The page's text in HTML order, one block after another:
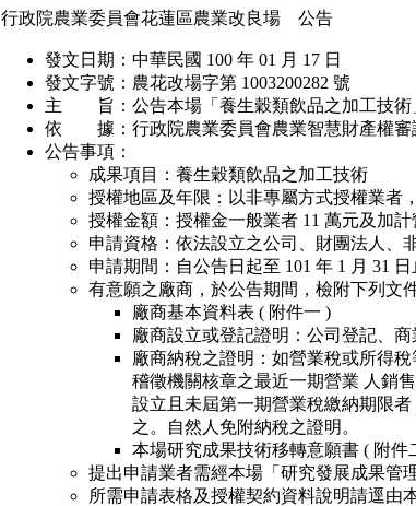
行政院農業委員會花蓮區農業改良場 公告
發文日期：中華民國 100 年 01 月 17 日
發文字號：農花改場字第 1003200282 號
主 旨：公告本場「養生穀類飲品之加工技術
依 據：行政院農業委員會農業智慧財產權審
公告事項：
成果項目：養生穀類飲品之加工技術
授權地區及年限：以非專屬方式授權業者
授權金額：授權金一般業者 11 萬元及加
申請資格：依法設立之公司、財團法人、
申請期間：自公告日起至 101 年 1 月 31
有意願之廠商，於公告期間，檢附下列文
廠商基本資料表 ( 附件一 )
廠商設立或登記證明：公司登記、
廠商納稅之證明：如營業稅或所得
稽徵機關核章之最近一期營業 人銷
設立且未屆第一期營業稅繳納期限
之。自然人免附納稅之證明。
本場研究成果技術移轉意願書 ( 附件
提出申請業者需經本場「研究發展成果管
所需申請表格及授權契約資料說明請逕由